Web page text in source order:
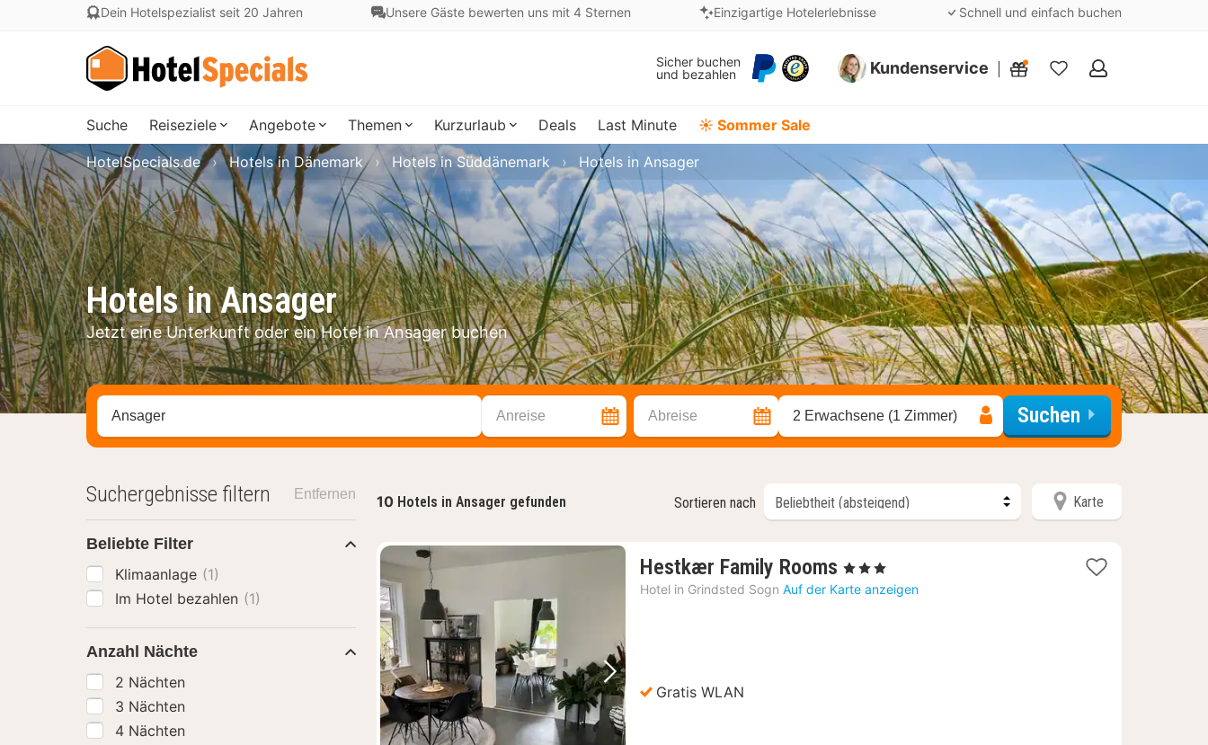
Dein Hotelspezialist seit 20 Jahren Unsere Gäste bewerten uns mit 4 Sternen Einzigartige Hotelerlebnisse Schnell und einfach buchen
Sicher buchen
und bezahlen
Kundenservice
Meine
Suche Reiseziele Angebote Themen Kurzurlaub Deals Last Minute ☀️ Sommer Sale
Hotels in Ansager
Jetzt eine Unterkunft oder ein Hotel in Ansager buchen
HotelSpecials.de Hotels in Dänemark Hotels in Süddänemark Hotels in Ansager
Stadt, Region oder Hotel suchen Anreise Abreise 2 Erwachsene (1 Zimmer) Suchen
10 Hotels in Ansager gefunden Sortieren nach Karte
Vorheriges Bild Nächstes Bild
Hestkær Family Rooms 1
Nacht
, 3 Sterne
Hotel in Grindsted Sogn Auf der Karte anzeigen
Gratis WLAN
Suchergebnisse filtern Entfernen
Beliebte Filter
Klimaanlage (1)
Im Hotel bezahlen (1)
Anzahl Nächte
2 Nächten
3 Nächten
4 Nächten